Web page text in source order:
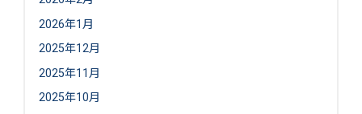
2026年1月
2025年12月
2025年11月
2025年10月